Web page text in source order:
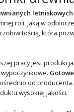
letniskowych
roli, jaką w
która
pracy jest
od
wysokiej jakości.